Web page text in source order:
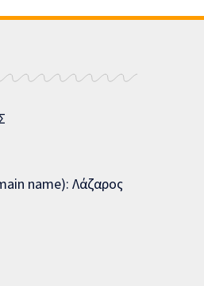
name): Λάζαρος